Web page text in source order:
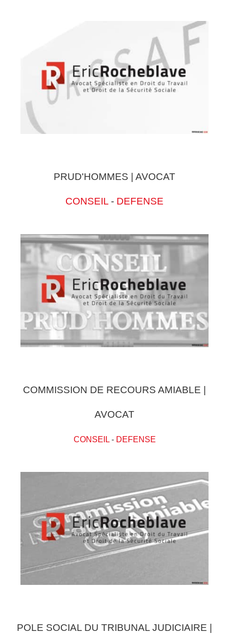
PRUD'HOMMES | AVOCAT
CONSEIL - DEFENSE
COMMISSION DE RECOURS AMIABLE |
AVOCAT
CONSEIL- DEFENSE
POLE SOCIAL DU TRIBUNAL JUDICIAIRE |